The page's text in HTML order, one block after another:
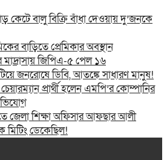
কেটে বালু বিক্রি বাঁধা দেওয়ায় দু’জনকে
বাড়িতে প্রেমিকার অবস্থান
জিপিএ-৫ পেল ১৬
জনরোষে ডিবি, আতঙ্কে সাধারণ মানুষ!
প্রার্থী হলেন এমপি’র কোম্পানির
জেলা শিক্ষা অফিসার আফছার আলী
মিটিং ডেকেছিল!